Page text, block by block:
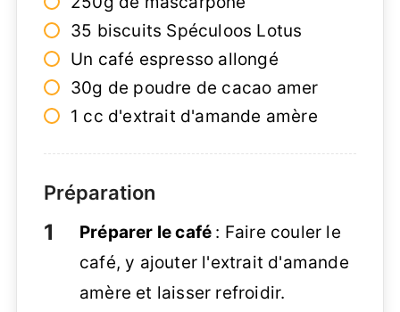
35 biscuits Spéculoos Lotus
Un café espresso allongé
30g de poudre de cacao amer
1 cc d'extrait d'amande amère
Préparation
Préparer le café : Faire couler le
café, y ajouter l'extrait d'amande
amère et laisser refroidir.